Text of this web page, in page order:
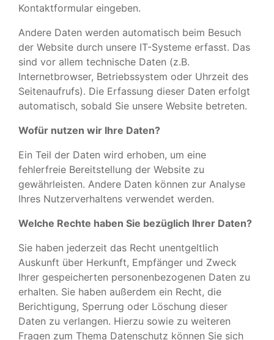
Kontaktformular eingeben.
Andere Daten werden automatisch beim Besuch
der Website durch unsere IT-Systeme erfasst. Das
sind vor allem technische Daten (z.B.
Internetbrowser, Betriebssystem oder Uhrzeit des
Seitenaufrufs). Die Erfassung dieser Daten erfolgt
automatisch, sobald Sie unsere Website betreten.
Wofür nutzen wir Ihre Daten?
Ein Teil der Daten wird erhoben, um eine
fehlerfreie Bereitstellung der Website zu
gewährleisten. Andere Daten können zur Analyse
Ihres Nutzerverhaltens verwendet werden.
Welche Rechte haben Sie bezüglich Ihrer Daten?
Sie haben jederzeit das Recht unentgeltlich
Auskunft über Herkunft, Empfänger und Zweck
Ihrer gespeicherten personenbezogenen Daten zu
erhalten. Sie haben außerdem ein Recht, die
Berichtigung, Sperrung oder Löschung dieser
Daten zu verlangen. Hierzu sowie zu weiteren
Fragen zum Thema Datenschutz können Sie sich